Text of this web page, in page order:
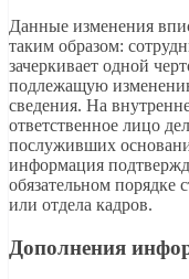
Данные изменения
таким образом:
зачеркивает одной
подлежащую
сведения. На
ответственное лицо
послуживших
информация
обязательном порядке
или отдела кадров.
Дополнения